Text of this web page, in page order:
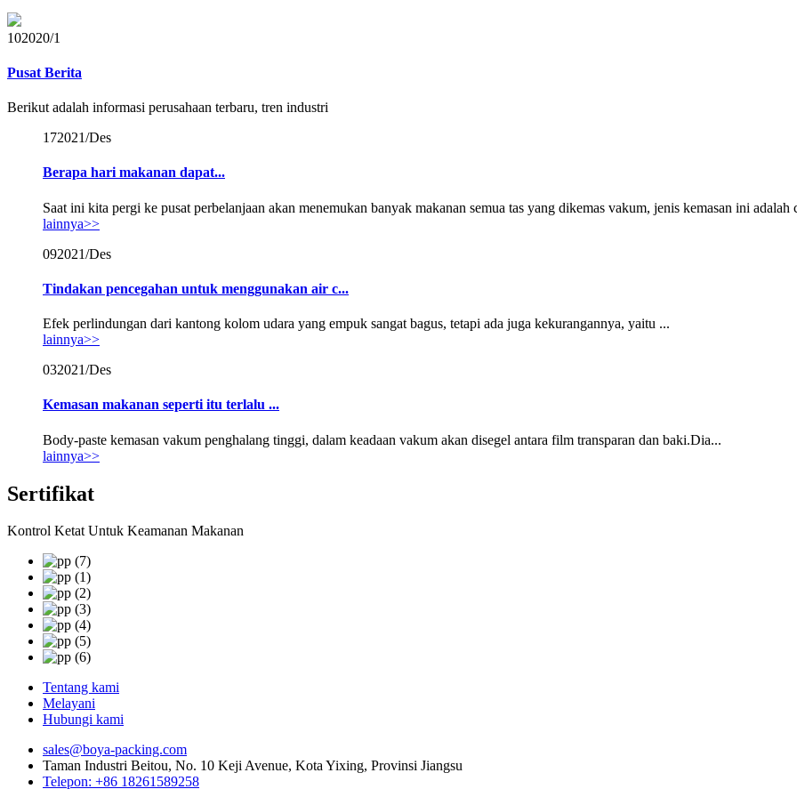
102020/1
Pusat Berita
Berikut adalah informasi perusahaan terbaru, tren industri
172021/Des
Berapa hari makanan dapat...
Saat ini kita pergi ke pusat perbelanjaan akan menemukan banyak makanan semua tas yang dikemas vakum, jenis kemasan ini adalah
lainnya>>
092021/Des
Tindakan pencegahan untuk menggunakan air c...
Efek perlindungan dari kantong kolom udara yang empuk sangat bagus, tetapi ada juga kekurangannya, yaitu ...
lainnya>>
032021/Des
Kemasan makanan seperti itu terlalu ...
Body-paste kemasan vakum penghalang tinggi, dalam keadaan vakum akan disegel antara film transparan dan baki.Dia...
lainnya>>
Sertifikat
Kontrol Ketat Untuk Keamanan Makanan
Tentang kami
Melayani
Hubungi kami
sales@boya-packing.com
Taman Industri Beitou, No. 10 Keji Avenue, Kota Yixing, Provinsi Jiangsu
Telepon: +86 18261589258